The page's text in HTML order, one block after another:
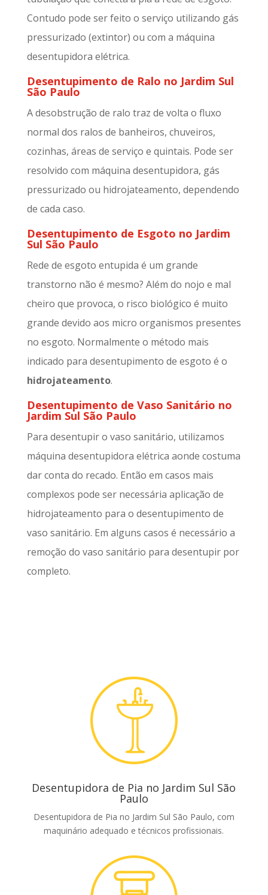
Contudo pode ser feito o serviço utilizando gás
pressurizado (extintor) ou com a máquina
desentupidora elétrica.
Desentupimento de Ralo no Jardim Sul
São Paulo
A desobstrução de ralo traz de volta o fluxo
normal dos ralos de banheiros, chuveiros,
cozinhas, áreas de serviço e quintais. Pode ser
resolvido com máquina desentupidora, gás
pressurizado ou hidrojateamento, dependendo
de cada caso.
Desentupimento de Esgoto no Jardim
Sul São Paulo
Rede de esgoto entupida é um grande
transtorno não é mesmo? Além do nojo e mal
cheiro que provoca, o risco biológico é muito
grande devido aos micro organismos presentes
no esgoto. Normalmente o método mais
indicado para desentupimento de esgoto é o
hidrojateamento.
Desentupimento de Vaso Sanitário no
Jardim Sul São Paulo
Para desentupir o vaso sanitário, utilizamos
máquina desentupidora elétrica aonde costuma
dar conta do recado. Então em casos mais
complexos pode ser necessária aplicação de
hidrojateamento para o desentupimento de
vaso sanitário. Em alguns casos é necessário a
remoção do vaso sanitário para desentupir por
completo.
Desentupidora de Pia no Jardim Sul São
Paulo
Desentupidora de Pia no Jardim Sul São Paulo, com
maquinário adequado e técnicos profissionais.